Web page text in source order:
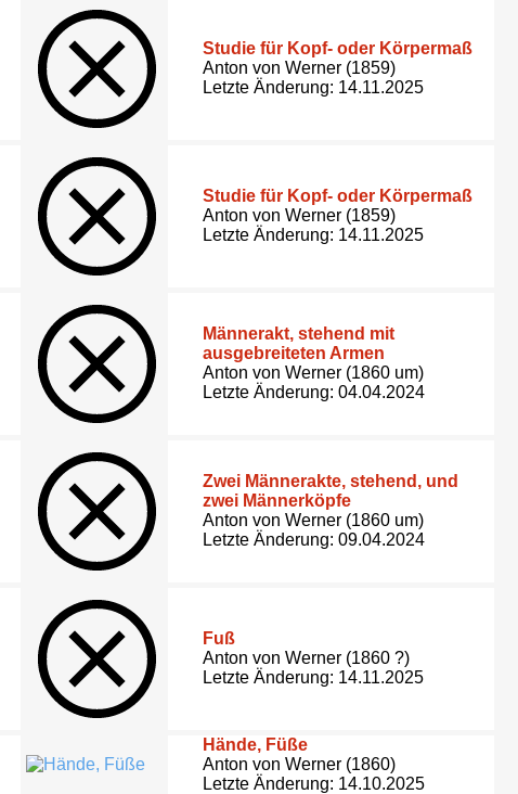
Studie für Kopf- oder Körpermaß
Anton von Werner (1859)
Letzte Änderung: 14.11.2025
Studie für Kopf- oder Körpermaß
Anton von Werner (1859)
Letzte Änderung: 14.11.2025
Männerakt, stehend mit
ausgebreiteten Armen
Anton von Werner (1860 um)
Letzte Änderung: 04.04.2024
Zwei Männerakte, stehend, und
zwei Männerköpfe
Anton von Werner (1860 um)
Letzte Änderung: 09.04.2024
Fuß
Anton von Werner (1860 ?)
Letzte Änderung: 14.11.2025
Hände, Füße
Anton von Werner (1860)
Letzte Änderung: 14.10.2025